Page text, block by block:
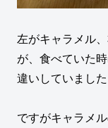
左がキャラメル
が、食べていた
違いしていました
ですがキャラメ